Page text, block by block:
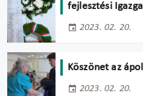
fejlesztési
2023. 02. 20.
Köszönet az
2023. 02. 20.